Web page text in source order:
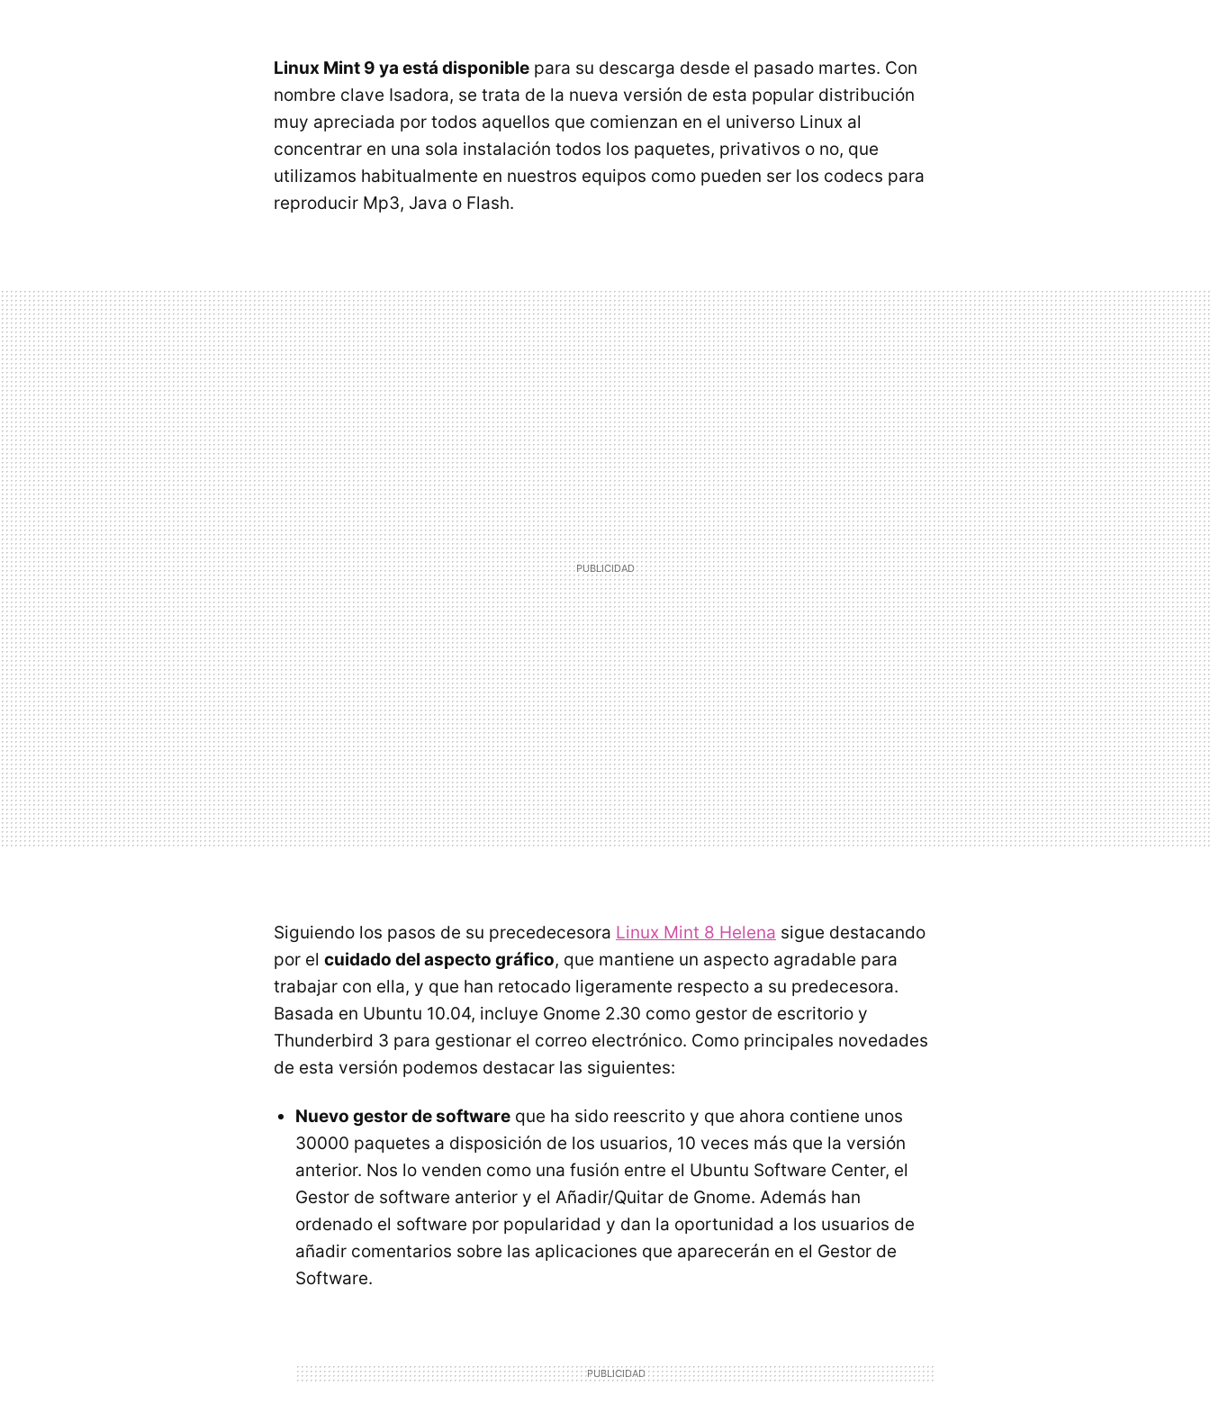
Linux Mint 9 ya está disponible para su descarga desde el pasado martes. Con
nombre clave Isadora, se trata de la nueva versión de esta popular distribución
muy apreciada por todos aquellos que comienzan en el universo Linux al
concentrar en una sola instalación todos los paquetes, privativos o no, que
utilizamos habitualmente en nuestros equipos como pueden ser los codecs para
reproducir Mp3, Java o Flash.
Siguiendo los pasos de su precedecesora Linux Mint 8 Helena sigue destacando
por el cuidado del aspecto gráfico, que mantiene un aspecto agradable para
trabajar con ella, y que han retocado ligeramente respecto a su predecesora.
Basada en Ubuntu 10.04, incluye Gnome 2.30 como gestor de escritorio y
Thunderbird 3 para gestionar el correo electrónico. Como principales novedades
de esta versión podemos destacar las siguientes:
Nuevo gestor de software que ha sido reescrito y que ahora contiene unos
30000 paquetes a disposición de los usuarios, 10 veces más que la versión
anterior. Nos lo venden como una fusión entre el Ubuntu Software Center, el
Gestor de software anterior y el Añadir/Quitar de Gnome. Además han
ordenado el software por popularidad y dan la oportunidad a los usuarios de
añadir comentarios sobre las aplicaciones que aparecerán en el Gestor de
Software.